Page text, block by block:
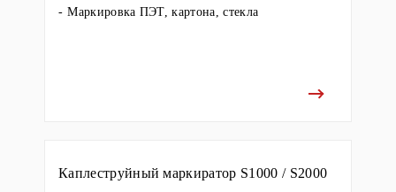
Маркировка ПЭТ, картона, стекла
Каплеструйный маркиратор S1000 / S2000